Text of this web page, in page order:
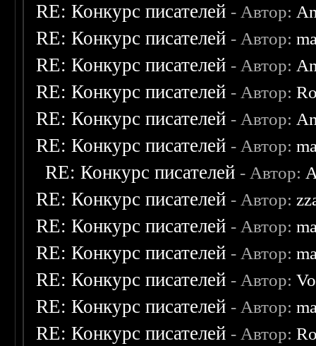
RE: Конкурс писателей - Автор:
RE: Конкурс писателей - Автор:
RE: Конкурс писателей - Автор:
RE: Конкурс писателей - Автор:
RE: Конкурс писателей - Автор:
RE: Конкурс писателей - Автор:
RE: Конкурс писателей - Автор:
RE: Конкурс писателей - Автор:
RE: Конкурс писателей - Автор:
RE: Конкурс писателей - Автор:
RE: Конкурс писателей - Автор:
RE: Конкурс писателей - Автор:
RE: Конкурс писателей - Автор: